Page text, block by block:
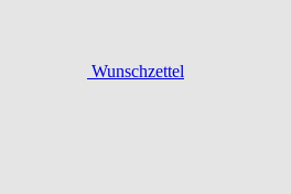
Wunschzettel